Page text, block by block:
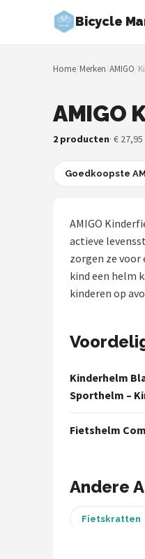
Bicycle
Zoeken
NAVIGATIE
Merken
Kinderfietsen
Stadsfietsen
Mountainbikes
POPULAIRE MERKEN
Home/Merken/AMIGO/
AMIGO
2 producten· €
Goedkoopste
AMIGO
actieve
zorgen ze
kind een helm
kinderen op
Kinderhelm
Sporthelm –
Fietshelm
Andere
Fietskratten